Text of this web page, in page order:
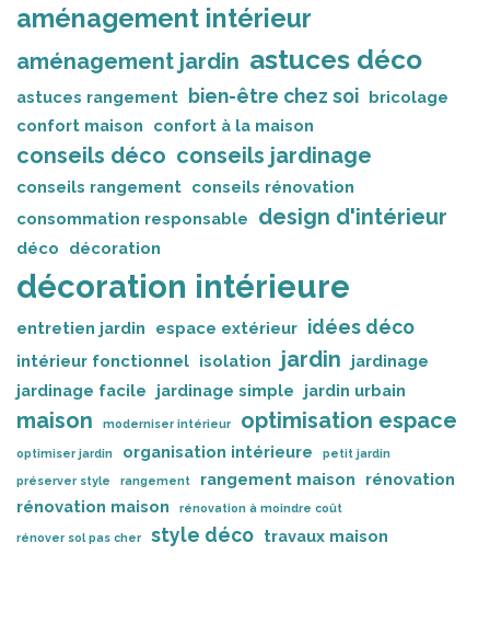
aménagement intérieur
aménagement jardin astuces déco
astuces rangement bien-être chez soi bricolage
confort maison
confort à la maison
conseils déco conseils jardinage
conseils rangement conseils rénovation
consommation responsable
design d'intérieur
déco décoration
décoration intérieure
entretien jardin espace extérieur idées déco
intérieur fonctionnel isolation jardin
jardinage
jardinage facile
jardinage simple jardin urbain
maison moderniser intérieur optimisation espace
optimiser jardin organisation intérieure petit jardin
préserver style rangement rangement maison
rénovation
rénovation maison
rénovation à moindre coût
rénover sol pas cher style déco travaux maison